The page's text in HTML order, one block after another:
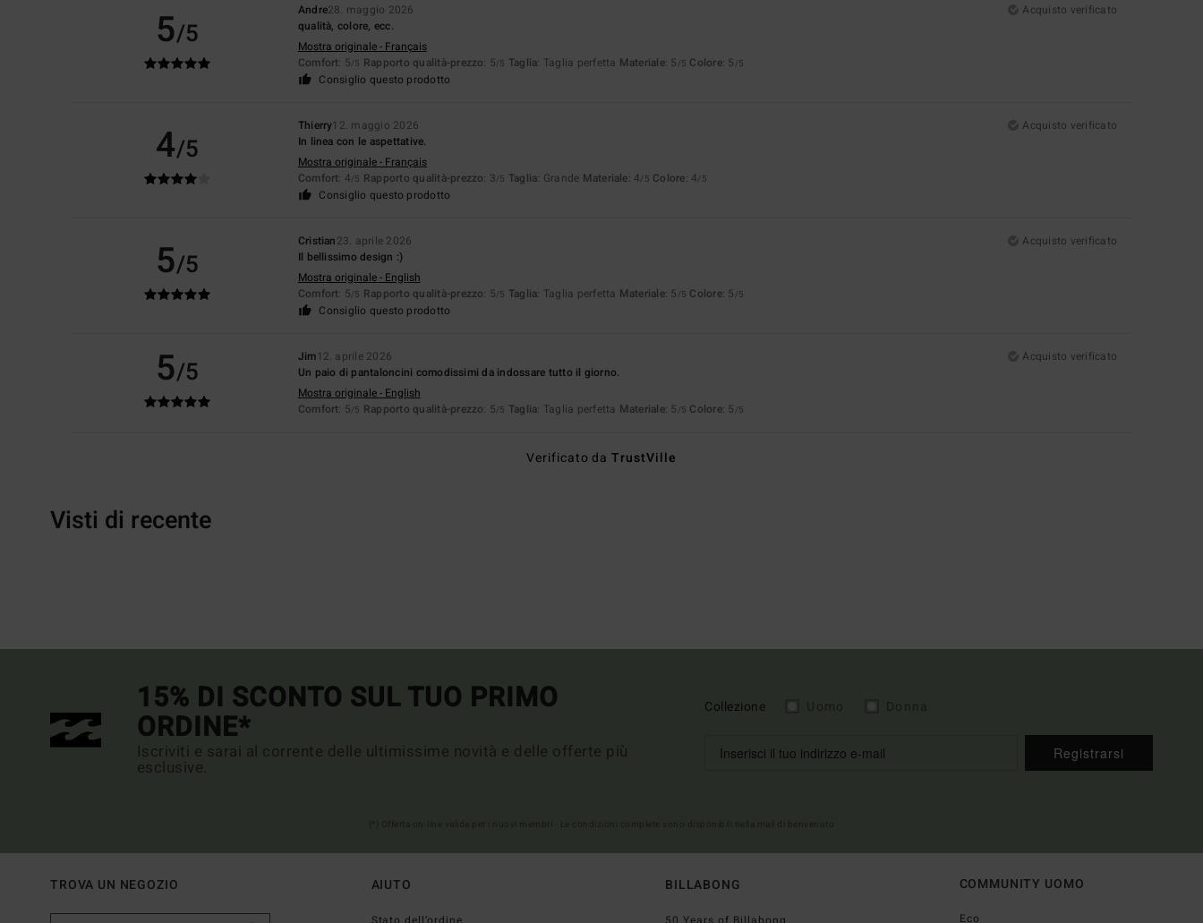
5/5
Andre28. maggio 2026
Acquisto verificato
qualità, colore, ecc.
Mostra originale - Français
Comfort: 5/5 Rapporto qualità-prezzo: 5/5 Taglia: Taglia perfetta Materiale: 5 /5 Colore: 5 /5
Consiglio questo prodotto
4/5
Thierry12. maggio 2026
Acquisto verificato
In linea con le aspettative.
Mostra originale - Français
Comfort: 4/5 Rapporto qualità-prezzo: 3/5 Taglia: Grande Materiale: 4/5 Colore: 4/5
Consiglio questo prodotto
5/5
Cristian23. aprile 2026
Acquisto verificato
Il bellissimo design :)
Mostra originale - English
Comfort: 5/5 Rapporto qualità-prezzo: 5/5 Taglia: Taglia perfetta Materiale: 5 /5 Colore: 5 /5
Consiglio questo prodotto
5/5 Jim12. aprile 2026
Acquisto verificato
Un paio di pantaloncini comodissimi da indossare tutto il giorno.
Mostra originale - English
Comfort: 5/5 Rapporto qualità-prezzo: 5/5 Taglia: Taglia perfetta Materiale: 5 /5 Colore: 5 /5
Verificato daTrustVille
Visti di recente
15% DI SCONTO SUL TUO PRIMO
ORDINE*
Iscriviti e sarai al corrente delle ultimissime novità e delle offerte più
esclusive.
Collezione
Registrarsi
TROVA UN NEGOZIO AIUTO BILLABONG COMMUNITY UOMO
Eco